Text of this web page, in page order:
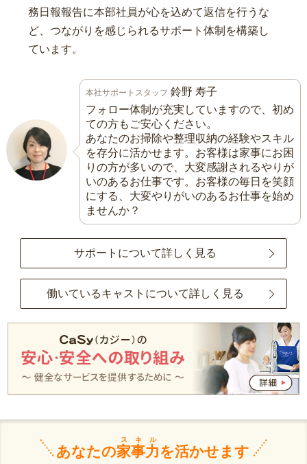
務日報報告に本部社員が心を込めて返信を行うな
ど、つながりを感じられるサポート体制を構築し
ています。
本社サポートスタッフ 鈴野 寿子
フォロー体制が充実していますので、初め
ての方もご安心ください。
あなたのお掃除や整理収納の経験やスキル
を存分に活かせます。お客様は家事にお困
りの方が多いので、大変感謝されるやりが
いのあるお仕事です。お客様の毎日を笑顔
にする、大変やりがいのあるお仕事を始め
ませんか？
サポートについて詳しく見る
働いているキャストについて詳しく見る
あなたの家事力
スキル
を活かせます